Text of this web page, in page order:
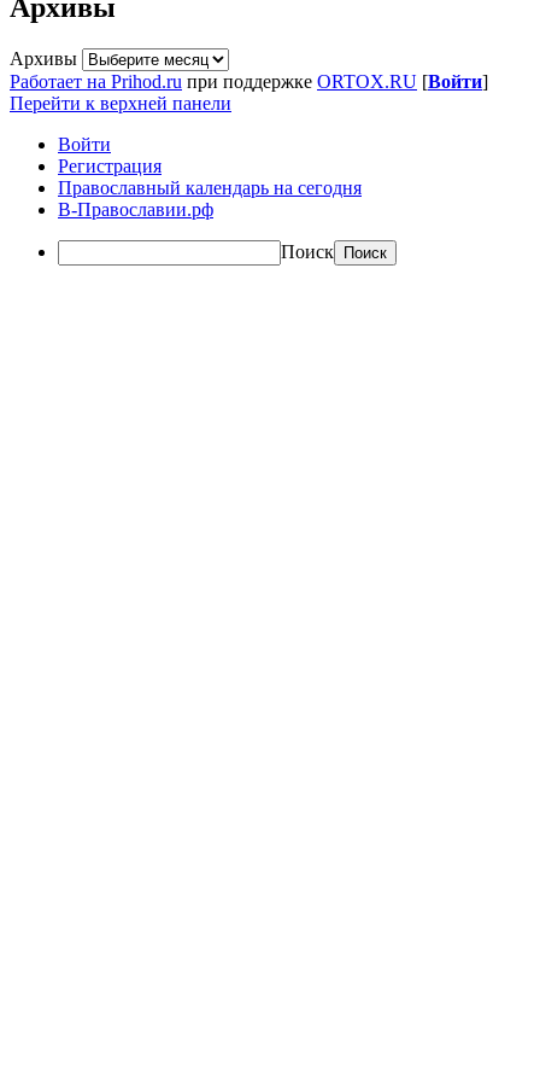
Архивы
Архивы
Работает на Prihod.ru при поддержке ORTOX.RU [Войти]
Перейти к верхней панели
Войти
Регистрация
Православный календарь на сегодня
В-Православии.рф
Поиск